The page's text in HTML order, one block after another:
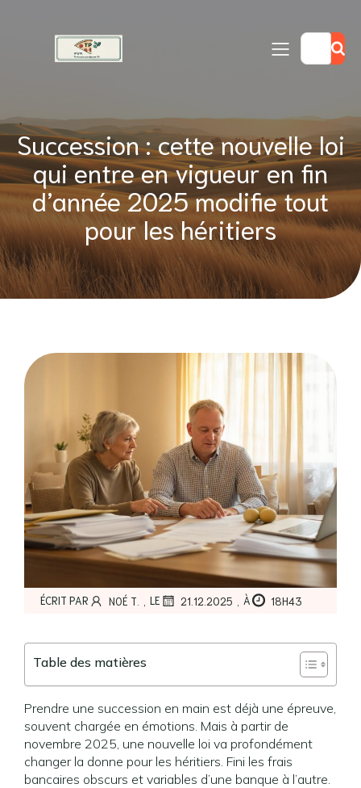
Succession : cette nouvelle loi
qui entre en vigueur en fin
d’année 2025 modifie tout
pour les héritiers
ÉCRIT PAR NOÉ T. , LE 21.12.2025 , À 18H43
Table des matières
Prendre une succession en main est déjà une épreuve,
souvent chargée en émotions. Mais à partir de
novembre 2025, une nouvelle loi va profondément
changer la donne pour les héritiers. Fini les frais
bancaires obscurs et variables d’une banque à l’autre.